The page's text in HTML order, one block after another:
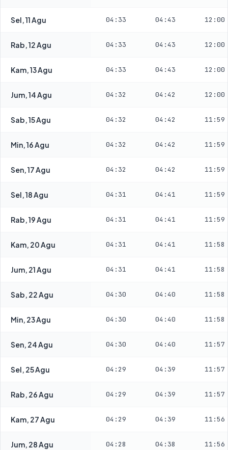
Sel, 11 Agu 04:33 04:43 12:00
Rab, 12 Agu 04:33 04:43 12:00
Kam, 13 Agu 04:33 04:43 12:00
Jum, 14 Agu 04:32 04:42 12:00
Sab, 15 Agu 04:32 04:42 11:59
Min, 16 Agu 04:32 04:42 11:59
Sen, 17 Agu 04:32 04:42 11:59
Sel, 18 Agu 04:31 04:41 11:59
Rab, 19 Agu 04:31 04:41 11:59
Kam, 20 Agu 04:31 04:41 11:58
Jum, 21 Agu 04:31 04:41 11:58
Sab, 22 Agu 04:30 04:40 11:58
Min, 23 Agu 04:30 04:40 11:58
Sen, 24 Agu 04:30 04:40 11:57
Sel, 25 Agu 04:29 04:39 11:57
Rab, 26 Agu 04:29 04:39 11:57
Kam, 27 Agu 04:29 04:39 11:56
Jum, 28 Agu 04:28 04:38 11:56